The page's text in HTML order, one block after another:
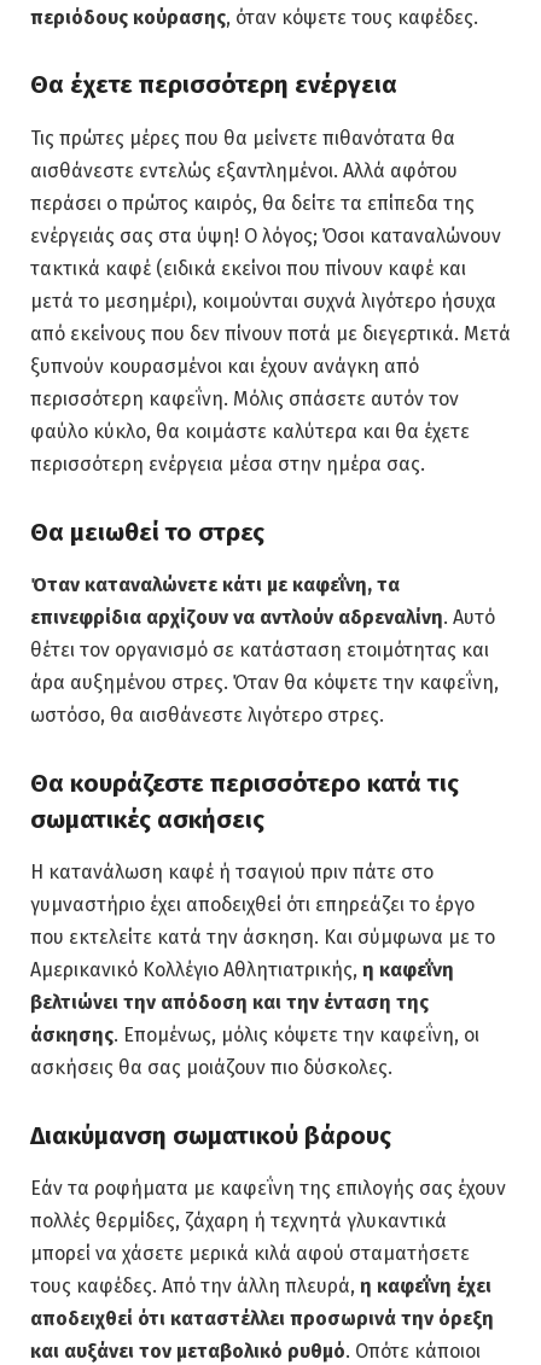
περιόδους κούρασης, όταν κόψετε τους καφέδες.
Θα έχετε περισσότερη ενέργεια
Τις πρώτες μέρες που θα μείνετε πιθανότατα θα
αισθάνεστε εντελώς εξαντλημένοι. Αλλά αφότου
περάσει ο πρώτος καιρός, θα δείτε τα επίπεδα της
ενέργειάς σας στα ύψη! Ο λόγος; Όσοι καταναλώνουν
τακτικά καφέ (ειδικά εκείνοι που πίνουν καφέ και
μετά το μεσημέρι), κοιμούνται συχνά λιγότερο ήσυχα
από εκείνους που δεν πίνουν ποτά με διεγερτικά. Μετά
ξυπνούν κουρασμένοι και έχουν ανάγκη από
περισσότερη καφεΐνη. Μόλις σπάσετε αυτόν τον
φαύλο κύκλο, θα κοιμάστε καλύτερα και θα έχετε
περισσότερη ενέργεια μέσα στην ημέρα σας.
Θα μειωθεί το στρες
Όταν καταναλώνετε κάτι με καφεΐνη, τα
επινεφρίδια αρχίζουν να αντλούν αδρεναλίνη. Αυτό
θέτει τον οργανισμό σε κατάσταση ετοιμότητας και
άρα αυξημένου στρες. Όταν θα κόψετε την καφεΐνη,
ωστόσο, θα αισθάνεστε λιγότερο στρες.
Θα κουράζεστε περισσότερο κατά τις
σωματικές ασκήσεις
Η κατανάλωση καφέ ή τσαγιού πριν πάτε στο
γυμναστήριο έχει αποδειχθεί ότι επηρεάζει το έργο
που εκτελείτε κατά την άσκηση. Και σύμφωνα με το
Αμερικανικό Κολλέγιο Αθλητιατρικής, η καφεΐνη
βελτιώνει την απόδοση και την ένταση της
άσκησης. Επομένως, μόλις κόψετε την καφεΐνη, οι
ασκήσεις θα σας μοιάζουν πιο δύσκολες.
Διακύμανση σωματικού βάρους
Εάν τα ροφήματα με καφεΐνη της επιλογής σας έχουν
πολλές θερμίδες, ζάχαρη ή τεχνητά γλυκαντικά
μπορεί να χάσετε μερικά κιλά αφού σταματήσετε
τους καφέδες. Από την άλλη πλευρά, η καφεΐνη έχει
αποδειχθεί ότι καταστέλλει προσωρινά την όρεξη
και αυξάνει τον μεταβολικό ρυθμό. Οπότε κάποιοι